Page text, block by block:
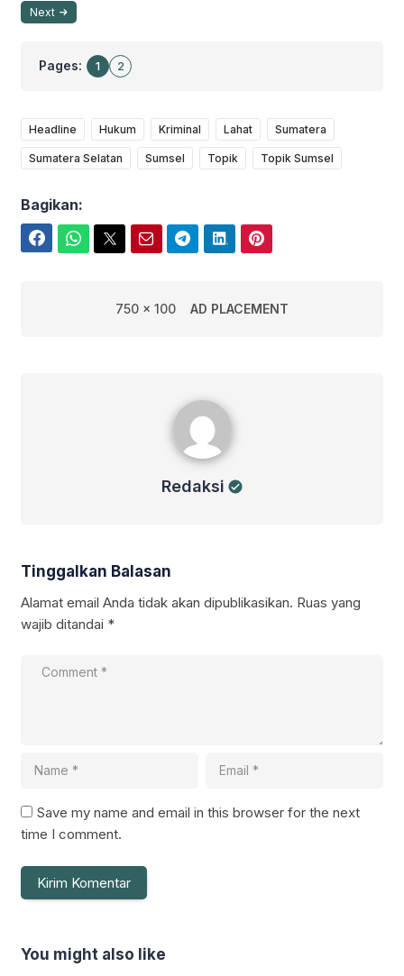
Next
Pages: 1 2
Headline Hukum Kriminal Lahat Sumatera
Sumatera Selatan Sumsel Topik Topik Sumsel
Bagikan:
750 x 100 AD PLACEMENT
Redaksi
Tinggalkan Balasan
Alamat email Anda tidak akan dipublikasikan. Ruas yang
wajib ditandai *
Save my name and email in this browser for the next
time I comment.
You might also like